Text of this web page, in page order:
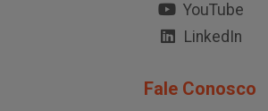
YouTube
LinkedIn
Fale Conosco